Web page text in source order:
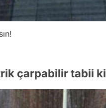
çarpabilir tabii ki